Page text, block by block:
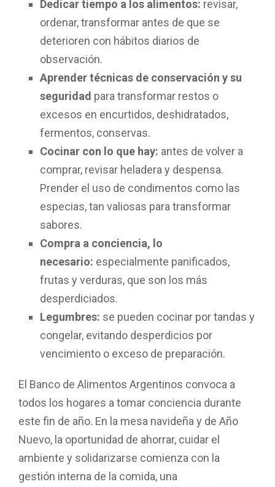
Dedicar tiempo a los alimentos: revisar,
ordenar, transformar antes de que se
deterioren con hábitos diarios de
observación.
Aprender técnicas de conservación y su
seguridad para transformar restos o
excesos en encurtidos, deshidratados,
fermentos, conservas.
Cocinar con lo que hay: antes de volver a
comprar, revisar heladera y despensa.
Prender el uso de condimentos como las
especias, tan valiosas para transformar
sabores.
Compra a conciencia, lo
necesario: especialmente panificados,
frutas y verduras, que son los más
desperdiciados.
Legumbres: se pueden cocinar por tandas y
congelar, evitando desperdicios por
vencimiento o exceso de preparación.
El Banco de Alimentos Argentinos convoca a
todos los hogares a tomar conciencia durante
este fin de año. En la mesa navideña y de Año
Nuevo, la oportunidad de ahorrar, cuidar el
ambiente y solidarizarse comienza con la
gestión interna de la comida, una